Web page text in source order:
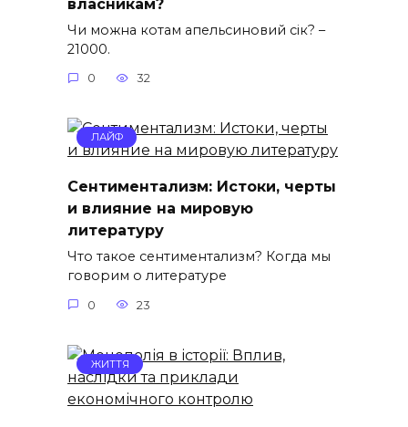
Чи можна котам апельсиновий сік? –
21000.
0 32
ЛАЙФ
Сентиментализм: Истоки, черты
и влияние на мировую
литературу
Что такое сентиментализм? Когда мы
говорим о литературе
0 23
ЖИТТЯ